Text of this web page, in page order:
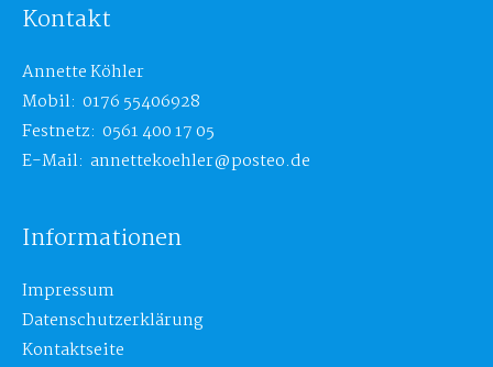
Kontakt
Annette Köhler
Mobil: 0176 55406928
Festnetz: 0561 400 17 05
E-Mail: annettekoehler@posteo.de
Informationen
Impressum
Datenschutzerklärung
Kontaktseite